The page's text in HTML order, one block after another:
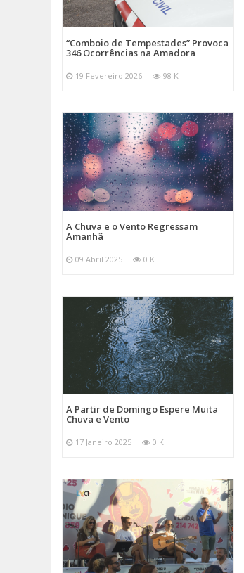
“Comboio de Tempestades” Provoca
346 Ocorrências na Amadora
19 Fevereiro 2026 98 K
A Chuva e o Vento Regressam
Amanhã
09 Abril 2025 0 K
A Partir de Domingo Espere Muita
Chuva e Vento
17 Janeiro 2025 0 K